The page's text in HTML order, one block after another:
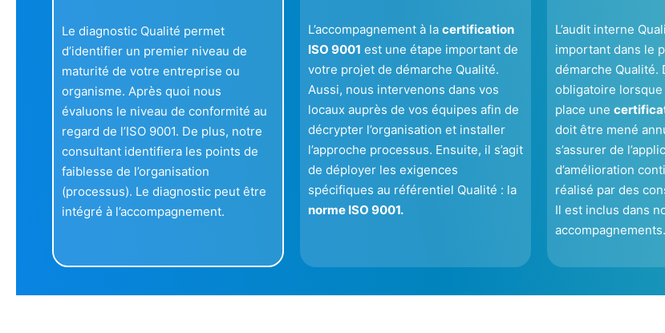
Le diagnostic Qualité permet
d’identifier un premier niveau de
maturité de votre entreprise ou
organisme. Après quoi nous
évaluons le niveau de conformité au
regard de l’ISO 9001. De plus, notre
consultant identifiera les points de
faiblesse de l’organisation
(processus). Le diagnostic peut être
intégré à l’accompagnement.
L’accompagnement à la certification
ISO 9001 est une étape important de
votre projet de démarche Qualité.
Aussi, nous intervenons dans vos
locaux auprès de vos équipes afin de
décrypter l’organisation et installer
l’approche processus. Ensuite, il s’agit
de déployer les exigences
spécifiques au référentiel Qualité : la
norme ISO 9001.
L’audit interne
important dans le
démarche Qualité.
obligatoire
place une
doit être mené
s’assurer de
d’amélioration
réalisé par des
Il est inclus dans
accompagnements.